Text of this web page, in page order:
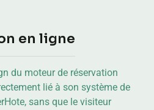
en ligne
du moteur de réservation
lié à son système de
sans que le visiteur